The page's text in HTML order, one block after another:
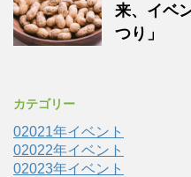
来、イベ
つり」
カテゴリー
02021年イベント
02022年イベント
02023年イベント